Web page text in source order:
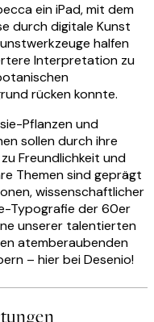
ein iPad, mit dem
durch digitale Kunst
halfen
Interpretation zu
rücken konnte.
Pflanzen und
sollen durch ihre
Freundlichkeit und
Themen sind geprägt
wissenschaftlicher
Typografie der 60er
unserer talentierten
atemberaubenden
– hier bei Desenio!